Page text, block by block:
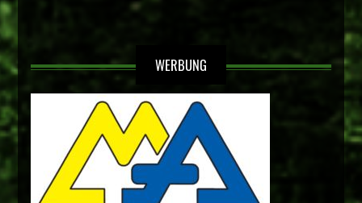
WERBUNG